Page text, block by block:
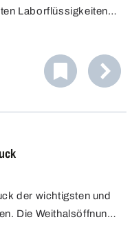
Laborflüssigkeiten.
der wichtigsten und
Die Weithalsöffnung